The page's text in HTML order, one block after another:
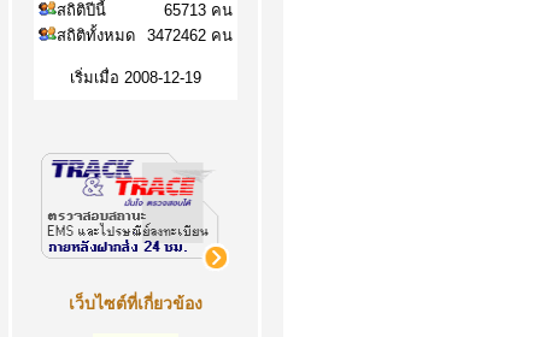
สถิติปีนี้
สถิติทั้งหมด
65713 คน
3472462 คน
เริ่มเมื่อ 2008-12-19
เว็บไซต์ที่เกี่ยวข้อง